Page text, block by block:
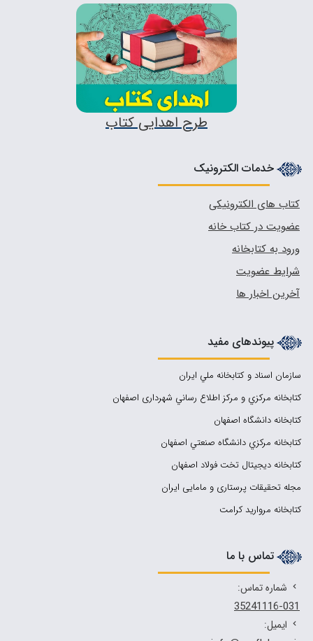
طرح اهدایی کتاب
خدمات الکترونیک
کتاب های الکترونیکی
عضویت در کتاب خانه
ورود به کتابخانه
شرایط عضویت
آخرین اخبار ها
پیوندهای مفید
سازمان اسناد و كتابخانه ملي ايران
کتابخانه مركزي و مركز اطلاع رساني شهرداری اصفهان
کتابخانه دانشگاه اصفهان
کتابخانه مرکزي دانشگاه صنعتي اصفهان
کتابخانه دیجیتال تخت فولاد اصفهان
مجله تحقیقات پرستاری و مامایی ایران
کتابخانه مروارید کرامت
تماس با ما
شماره تماس:
35241116-031
ایمیل: